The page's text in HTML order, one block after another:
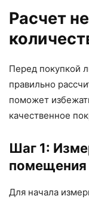
Расчет
Перед покупкой
правильно
поможет
качественное
Шаг 1:
помещения
Для начала